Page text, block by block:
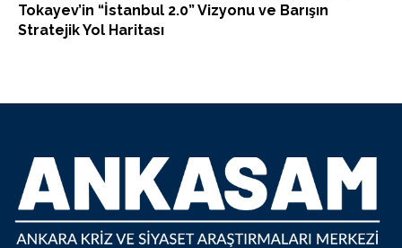
Tokayev’in “İstanbul 2.0” Vizyonu ve Barışın
Stratejik Yol Haritası